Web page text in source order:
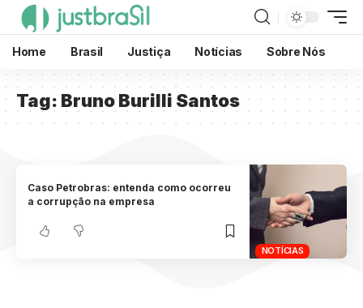
Home Brasil Justiça Notícias Sobre Nós
Tag: Bruno Burilli Santos
NOTÍCIAS
Caso Petrobras: entenda como ocorreu
a corrupção na empresa